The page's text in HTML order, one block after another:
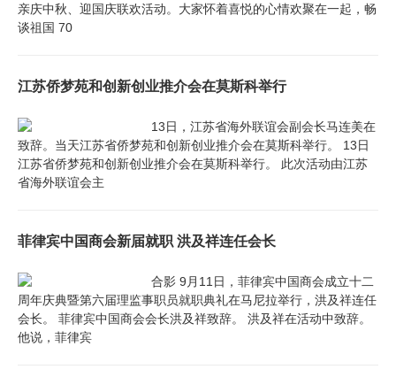
亲庆中秋、迎国庆联欢活动。大家怀着喜悦的心情欢聚在一起，畅
谈祖国 70
江苏侨梦苑和创新创业推介会在莫斯科举行
13日，江苏省海外联谊会副会长马连美在
致辞。当天江苏省侨梦苑和创新创业推介会在莫斯科举行。 13日
江苏省侨梦苑和创新创业推介会在莫斯科举行。 此次活动由江苏
省海外联谊会主
菲律宾中国商会新届就职 洪及祥连任会长
合影 9月11日，菲律宾中国商会成立十二
周年庆典暨第六届理监事职员就职典礼在马尼拉举行，洪及祥连任
会长。 菲律宾中国商会会长洪及祥致辞。 洪及祥在活动中致辞。
他说，菲律宾